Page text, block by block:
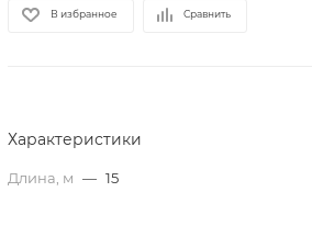
В избранное Сравнить
Характеристики
Длина, м — 15